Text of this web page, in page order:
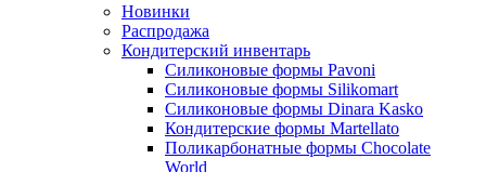
Новинки
Распродажа
Кондитерский инвентарь
Силиконовые формы Pavoni
Силиконовые формы Silikomart
Силиконовые формы Dinara Kasko
Кондитерские формы Martellato
Поликарбонатные формы Chocolate
World